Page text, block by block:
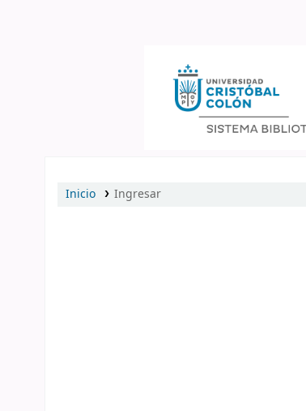
Inicio Ingresar